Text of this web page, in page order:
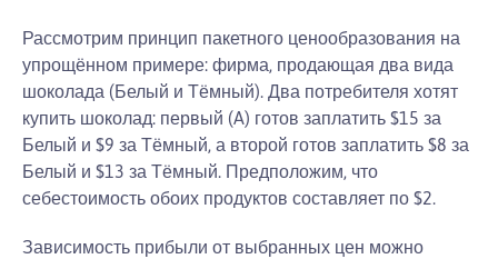
Рассмотрим принцип пакетного ценообразования на
упрощённом примере: фирма, продающая два вида
шоколада (Белый и Тёмный). Два потребителя хотят
купить шоколад: первый (A) готов заплатить $15 за
Белый и $9 за Тёмный, а второй готов заплатить $8 за
Белый и $13 за Тёмный. Предположим, что
себестоимость обоих продуктов составляет по $2.
Зависимость прибыли от выбранных цен можно